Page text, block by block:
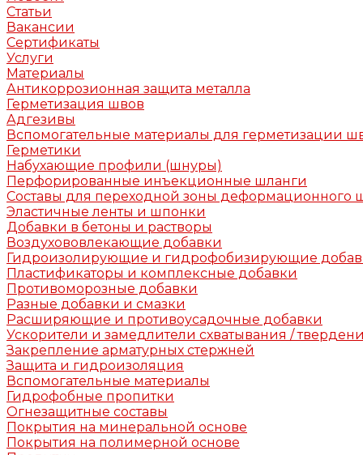
Статьи
Вакансии
Сертификаты
Услуги
Материалы
Антикоррозионная защита металла
Герметизация швов
Адгезивы
Вспомогательные материалы для герметизации
Герметики
Набухающие профили (шнуры)
Перфорированные инъекционные шланги
Составы для переходной зоны деформационного
Эластичные ленты и шпонки
Добавки в бетоны и растворы
Воздухововлекающие добавки
Гидроизолирующие и гидрофобизирующие
Пластификаторы и комплексные добавки
Противоморозные добавки
Разные добавки и смазки
Расширяющие и противоусадочные добавки
Ускорители и замедлители схватывания /
Закрепление арматурных стержней
Защита и гидроизоляция
Вспомогательные материалы
Гидрофобные пропитки
Огнезащитные составы
Покрытия на минеральной основе
Покрытия на полимерной основе